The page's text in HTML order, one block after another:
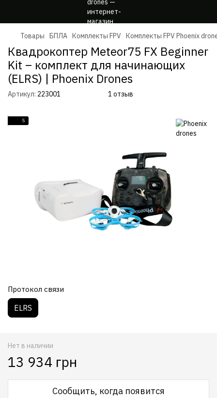
Товары БПЛА Комплекты FPV Комплекты FPV Phoenix
Квадрокоптер Meteor75 FX Beginner
Kit – комплект для начинающих
(ELRS) | Phoenix Drones
Артикул: 223001 1 отзыв
5
Протокол связи
ELRS
Нет в наличии
13 934 грн
Сообщить, когда появится